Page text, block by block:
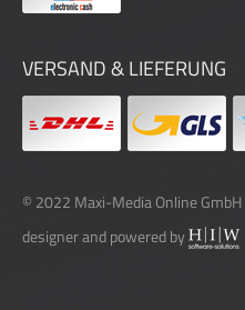
VERSAND & LIEFERUNG
© 2022 Maxi-Media Online GmbH
designer and powered by